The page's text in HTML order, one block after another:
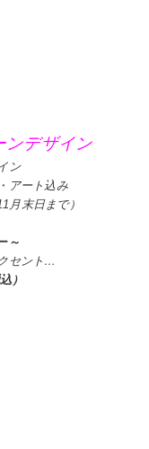
ンデザイン
ン
アート込み
月末日まで）
～
セント…
）